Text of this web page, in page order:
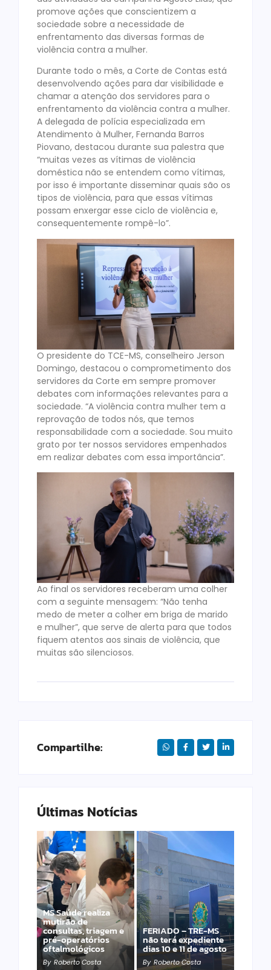
promove ações que conscientizem a
sociedade sobre a necessidade de
enfrentamento das diversas formas de
violência contra a mulher.
Durante todo o mês, a Corte de Contas está
desenvolvendo ações para dar visibilidade e
chamar a atenção dos servidores para o
enfrentamento da violência contra a mulher.
A delegada de polícia especializada em
Atendimento à Mulher, Fernanda Barros
Piovano, destacou durante sua palestra que
“muitas vezes as vítimas de violência
doméstica não se entendem como vítimas,
por isso é importante disseminar quais são os
tipos de violência, para que essas vítimas
possam enxergar esse ciclo de violência e,
consequentemente rompê-lo”.
O presidente do TCE-MS, conselheiro Jerson
Domingo, destacou o comprometimento dos
servidores da Corte em sempre promover
debates com informações relevantes para a
sociedade. “A violência contra mulher tem a
reprovação de todos nós, que temos
responsabilidade com a sociedade. Sou muito
grato por ter nossos servidores empenhados
em realizar debates com essa importância”.
Ao final os servidores receberam uma colher
com a seguinte mensagem: “Não tenha
medo de meter a colher em briga de marido
e mulher”, que serve de alerta para que todos
fiquem atentos aos sinais de violência, que
muitas são silenciosos.
Compartilhe:
Últimas Notícias
MS Saúde realiza
mutirão de
consultas, triagem e
pré-operatórios
oftalmológicos
By Roberto Costa
FERIADO – TRE-MS
não terá expediente
dias 10 e 11 de agosto
By Roberto Costa
Laranja azeda atrai
investimento
francês para
produção de óleos
essenciais
By Roberto Costa